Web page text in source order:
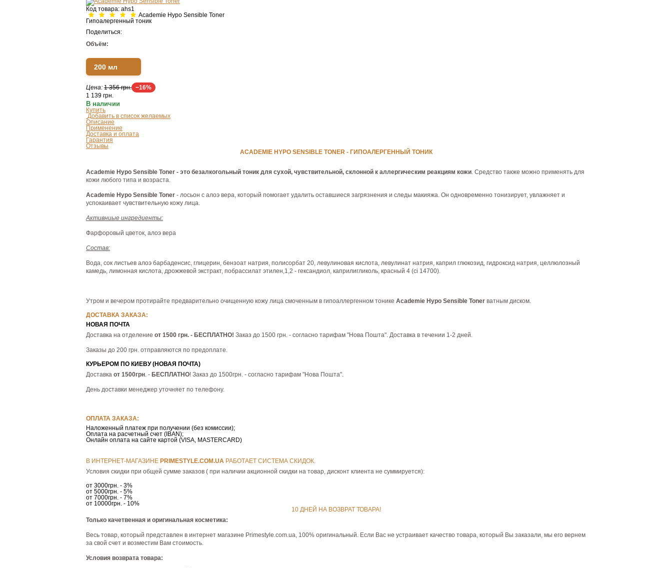
Код товара: ahs1
Academie Hypo Sensible Toner
Гипоалергенный тоник
Поделиться:
Объём:
200 мл
Цена: 1 356 грн. −16%
1 139 грн.
В наличии
Купить
Добавить в список желаемых
Описание
Применение
Доставка и оплата
Гарантия
Отзывы
ACADEMIE HYPO SENSIBLE TONER - ГИПОАЛЕРГЕННЫЙ ТОНИК
Academie Hypo Sensible Toner - это безалкогольный тоник для сухой, чувствительной, склонной к аллергическим реакциям кожи. Средство также можно применять для
кожи любого типа и возраста.
Academie Hypo Sensible Toner - лосьон с алоэ вера, который помогает удалить оставшиеся загрязнения и следы макияжа. Он одновременно тонизирует, увлажняет и
успокаивает чувствительную кожу лица.
Активниые ингредиенты:
Фарфоровый цветок, алоэ вера
Состав:
Вода, сок листьев алоэ барбаденсис, глицерин, бензоат натрия, полисорбат 20, левулиновая кислота, левулинат натрия, каприл глюкозид, гидроксид натрия, целлюлозный
камедь, лимонная кислота, дрожжевой экстракт, побрассилат этилен,1,2 - гександиол, каприлигликоль, красный 4 (ci 14700).
Утром и вечером протирайте предварительно очищенную кожу лица смоченным в гипоаллергенном тонике Academie Hypo Sensible Toner ватным диском.
ДОСТАВКА ЗАКАЗА:
НОВАЯ ПОЧТА
Доставка на отделение от 1500 грн. - БЕСПЛАТНО! Заказ до 1500 грн. - согласно тарифам "Нова Пошта". Доставка в течении 1-2 дней.
Заказы до 200 грн. отправляются по предоплате.
КУРЬЕРОМ ПО КИЕВУ (НОВАЯ ПОЧТА)
Доставка от 1500грн. - БЕСПЛАТНО! Заказ до 1500грн. - согласно тарифам "Нова Пошта".
День доставки менеджер уточняет по телефону.
ОПЛАТА ЗАКАЗА:
Наложенный платеж при получении (без комиссии);
Оплата на расчетный счет (IBAN);
Онлайн оплата на сайте картой (VISA, MASTERCARD)
В ИНТЕРНЕТ-МАГАЗИНЕ РRIMESTYLE.COM.UA РАБОТАЕТ СИСТЕМА СКИДОК.
Условия скидки при общей сумме заказов ( при наличии акционной скидки на товар, дисконт клиента не суммируется):
от 3000грн. - 3%
от 5000грн. - 5%
от 7000грн. - 7%
от 10000грн. - 10%
10 ДНЕЙ НА ВОЗВРАТ ТОВАРА!
Только качетвенная и оригинальная косметика:
Весь товар, который представлен в интернет магазине Рrimestyle.com.ua, 100% оригинальный. Если Вас не устраивает качество товара, который Вы заказали, мы его вернем
за свой счет и возместим Вам стоимость.
Условия возврата товара: